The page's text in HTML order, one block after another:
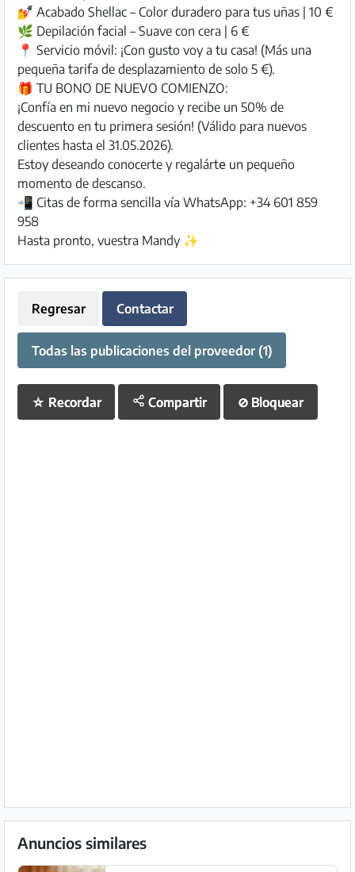
💅 Acabado Shellac – Color duradero para tus uñas | 10 €
🌿 Depilación facial – Suave con cera | 6 €
📍 Servicio móvil: ¡Con gusto voy a tu casa! (Más una
pequeña tarifa de desplazamiento de solo 5 €).
🎁 TU BONO DE NUEVO COMIENZO:
¡Confía en mi nuevo negocio y recibe un 50% de
descuento en tu primera sesión! (Válido para nuevos
clientes hasta el 31.05.2026).
Estoy deseando conocerte y regalártе un pequeño
momento de descanso.
📲 Citas de forma sencilla vía WhatsApp: +34 601 859
958
Hasta pronto, vuestra Mandy ✨
Regresar Contactar
Todas las publicaciones del proveedor (1)
☆ Recordar Compartir ⊘ Bloquear
Anuncios similares